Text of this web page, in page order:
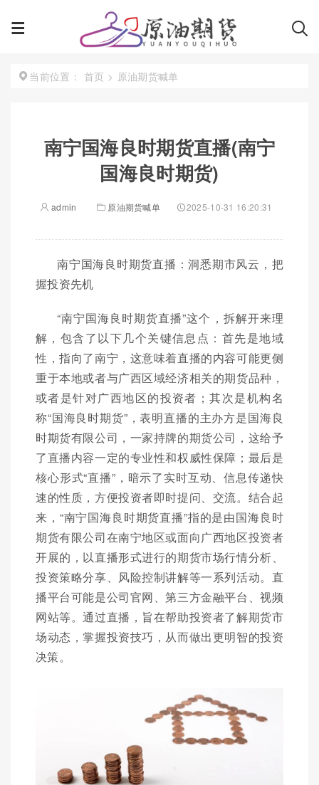
当前位置： 首页 > 原油期货喊单
南宁国海良时期货直播(南宁
国海良时期货)
admin 原油期货喊单 2025-10-31 16:20:31
南宁国海良时期货直播：洞悉期市风云，把
握投资先机
“南宁国海良时期货直播”这个，拆解开来理
解，包含了以下几个关键信息点：首先是地域
性，指向了南宁，这意味着直播的内容可能更侧
重于本地或者与广西区域经济相关的期货品种，
或者是针对广西地区的投资者；其次是机构名
称“国海良时期货”，表明直播的主办方是国海良
时期货有限公司，一家持牌的期货公司，这给予
了直播内容一定的专业性和权威性保障；最后是
核心形式“直播”，暗示了实时互动、信息传递快
速的性质，方便投资者即时提问、交流。结合起
来，“南宁国海良时期货直播”指的是由国海良时
期货有限公司在南宁地区或面向广西地区投资者
开展的，以直播形式进行的期货市场行情分析、
投资策略分享、风险控制讲解等一系列活动。直
播平台可能是公司官网、第三方金融平台、视频
网站等。通过直播，旨在帮助投资者了解期货市
场动态，掌握投资技巧，从而做出更明智的投资
决策。